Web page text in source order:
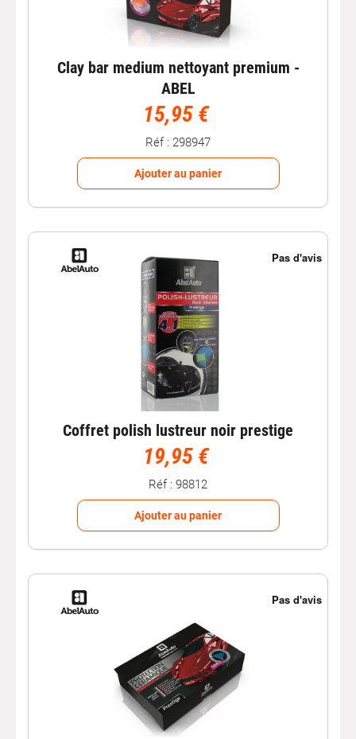
Clay bar medium nettoyant premium -
ABEL
15,95 €
Réf : 298947
Ajouter au panier
Coffret polish lustreur noir prestige
19,95 €
Réf : 98812
Ajouter au panier